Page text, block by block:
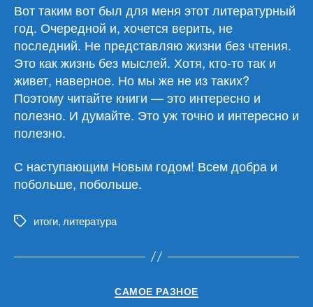
Вот таким вот был для меня этот литературный
год. Очередной и, хочется верить, не
последний. Не представляю жизни без чтения.
Это как жизнь без мыслей. Хотя, кто-то так и
живет, наверное. Но мы же не из таких?
Поэтому читайте книги — это интересно и
полезно. И думайте. Это уж точно и интересно и
полезно.
С наступающим Новым годом! Всем добра и
побольше, побольше.
Меткиитоги, литература
Рубрики
САМОЕ РАЗНОЕ